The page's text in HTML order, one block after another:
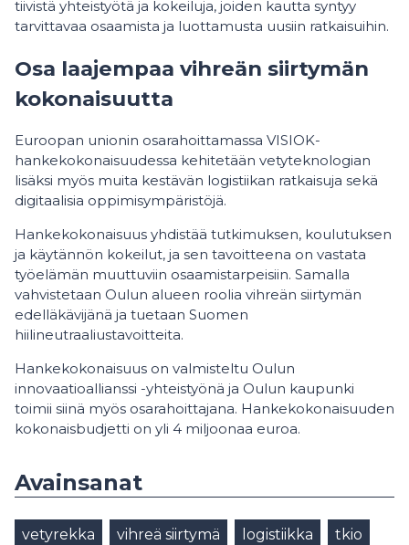
tiivistä yhteistyötä ja kokeiluja, joiden kautta syntyy
tarvittavaa osaamista ja luottamusta uusiin ratkaisuihin.
Osa laajempaa vihreän siirtymän
kokonaisuutta
Euroopan unionin osarahoittamassa VISIOK-
hankekokonaisuudessa kehitetään vetyteknologian
lisäksi myös muita kestävän logistiikan ratkaisuja sekä
digitaalisia oppimisympäristöjä.
Hankekokonaisuus yhdistää tutkimuksen, koulutuksen
ja käytännön kokeilut, ja sen tavoitteena on vastata
työelämän muuttuviin osaamistarpeisiin. Samalla
vahvistetaan Oulun alueen roolia vihreän siirtymän
edelläkävijänä ja tuetaan Suomen
hiilineutraaliustavoitteita.
Hankekokonaisuus on valmisteltu Oulun
innovaatioallianssi -yhteistyönä ja Oulun kaupunki
toimii siinä myös osarahoittajana. Hankekokonaisuuden
kokonaisbudjetti on yli 4 miljoonaa euroa.
Avainsanat
vetyrekka vihreä siirtymä logistiikka tkio